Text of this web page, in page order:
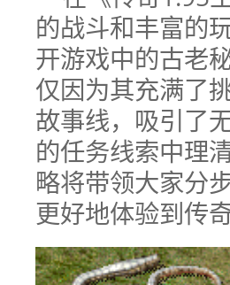
的战斗和丰富的
开游戏中的古老
仅因为其充满了
故事线，吸引了
的任务线索中理
略将带领大家分
更好地体验到传